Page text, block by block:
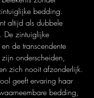
bedding.
altijd als dubbele
De zintuiglijke
de transcendente
onderscheiden,
zich nooit afzonderlijk.
geeft ervaring haar
bedding,